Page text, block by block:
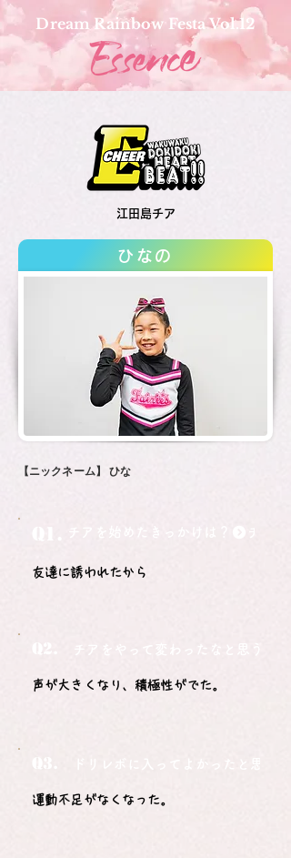
Dream Rainbow Festa Vol.12
江田島チア
ひなの
【ニックネーム】 ひな
友達に誘われたから
声が大きくなり、積極性がでた。
運動不足がなくなった。